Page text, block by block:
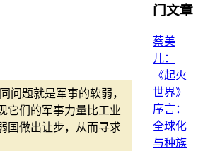
问题就是军事的软弱，
它们的军事力量比工业
国做出让步，从而寻求
门文章
蔡美
儿：
《起火
世界》
序言：
全球化
与种族